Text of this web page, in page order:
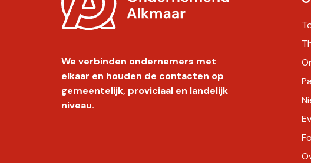
We verbinden ondernemers met
elkaar en houden de contacten op
gemeentelijk, proviciaal en landelijk
niveau.